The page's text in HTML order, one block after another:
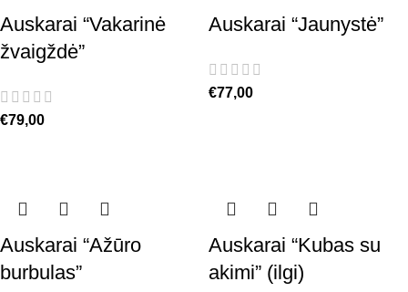
Auskarai “Vakarinė
žvaigždė”
€79,00
Auskarai “Jaunystė”
€77,00
Auskarai “Ažūro
burbulas”
Auskarai “Kubas su
akimi” (ilgi)